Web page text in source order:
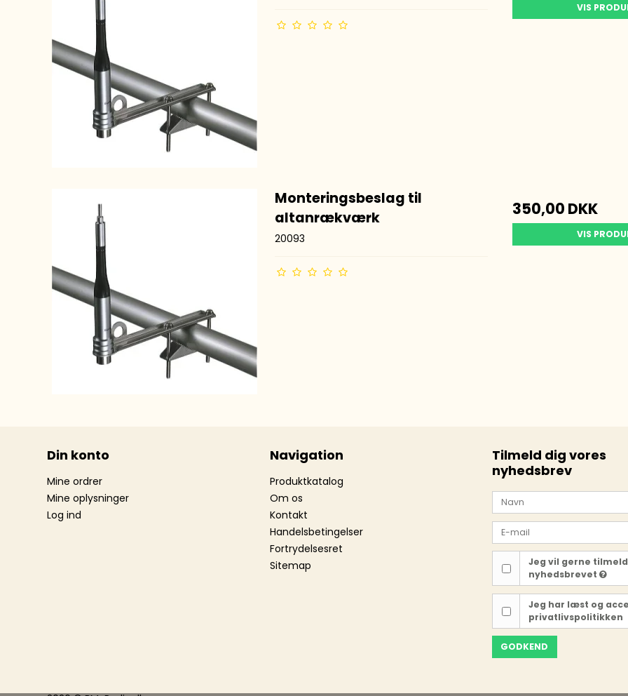
VIS
Monteringsbeslag til
altanrækværk
20093
350,00 DKK
VIS
Din konto
Mine ordrer
Mine oplysninger
Log ind
Navigation
Produktkatalog
Om os
Kontakt
Handelsbetingelser
Fortrydelsesret
Sitemap
Tilmeld dig vores
nyhedsbrev
Jeg vil gerne
nyhedsbrevet
Jeg har læst og
privatlivspolitikken
GODKEND